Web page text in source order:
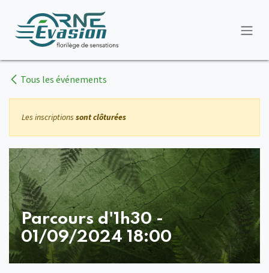
Tous les événements
Les inscriptions sont clôturées
Parcours d'1h30 -
01/09/2024 18:00